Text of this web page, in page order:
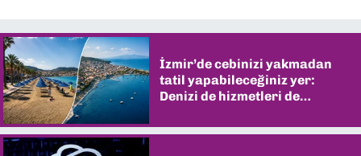
İzmir’de cebinizi yakmadan
tatil yapabileceğiniz yer:
Denizi de hizmetleri de